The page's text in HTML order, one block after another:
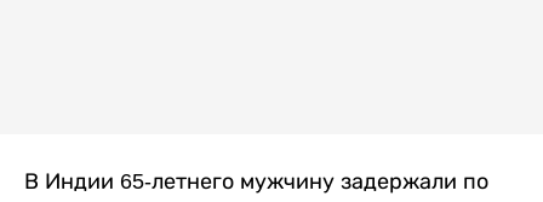
В Индии 65-летнего мужчину задержали по